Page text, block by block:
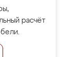
расчёт